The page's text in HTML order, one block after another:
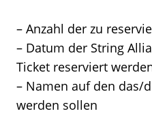
– Anzahl der zu
– Datum der String
Ticket reserviert
– Namen auf den das/
werden sollen